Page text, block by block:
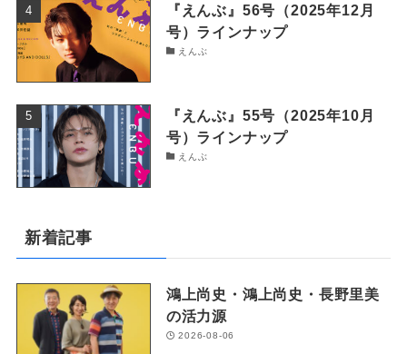
『えんぶ』56号（2025年12月
号）ラインナップ
えんぶ
『えんぶ』55号（2025年10月
号）ラインナップ
えんぶ
新着記事
鴻上尚史・鴻上尚史・長野里美
の活力源
2026-08-06